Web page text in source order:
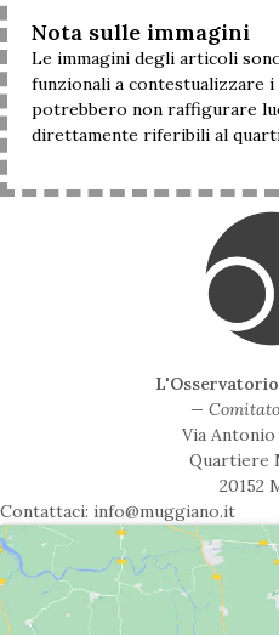
—
Via Antonio
Quartiere
20152
Contattaci: info@muggiano.it
Nota sulle immagini
Le immagini degli articoli
funzionali a contestualizzare
potrebbero non raffigurare
direttamente riferibili al